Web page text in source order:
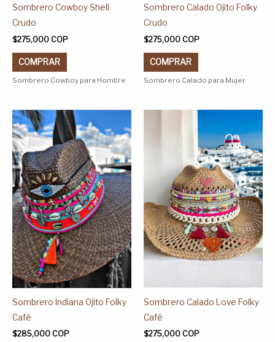
Sombrero Cowboy Shell
Crudo
$275,000 COP
COMPRAR
página
producto
Sombrero Cowboy para Hombre
Sombrero Calado Ojito Folky
Crudo
$275,000 COP
COMPRAR
página
producto
Sombrero Calado para Mujer
Sombrero Indiana Ojito Folky
Café
$285,000 COP
Este
producto
tiene
múltiples
variantes.
Las
opciones
se
pueden
elegir
en
la
página
producto
Sombrero Calado Love Folky
Café
$275,000 COP
producto
tiene
múltiples
variantes.
Las
opciones
se
pueden
elegir
página
producto